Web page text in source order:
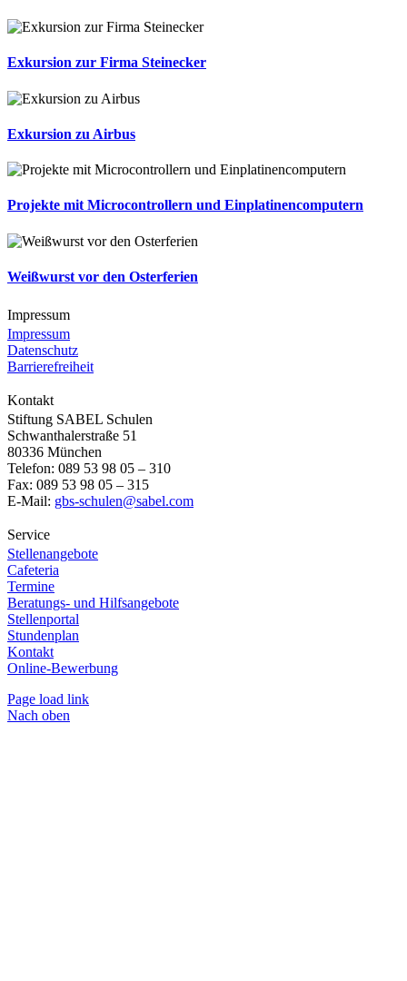
Exkursion zur Firma Steinecker
Exkursion zu Airbus
Projekte mit Microcontrollern und Einplatinencomputern
Weißwurst vor den Osterferien
Impressum
Impressum
Datenschutz
Barrierefreiheit
Kontakt
Stiftung SABEL Schulen
Schwanthalerstraße 51
80336 München
Telefon: 089 53 98 05 – 310
Fax: 089 53 98 05 – 315
E-Mail: gbs-schulen@sabel.com
Service
Stellenangebote
Cafeteria
Termine
Beratungs- und Hilfsangebote
Stellenportal
Stundenplan
Kontakt
Online-Bewerbung
Page load link
Nach oben